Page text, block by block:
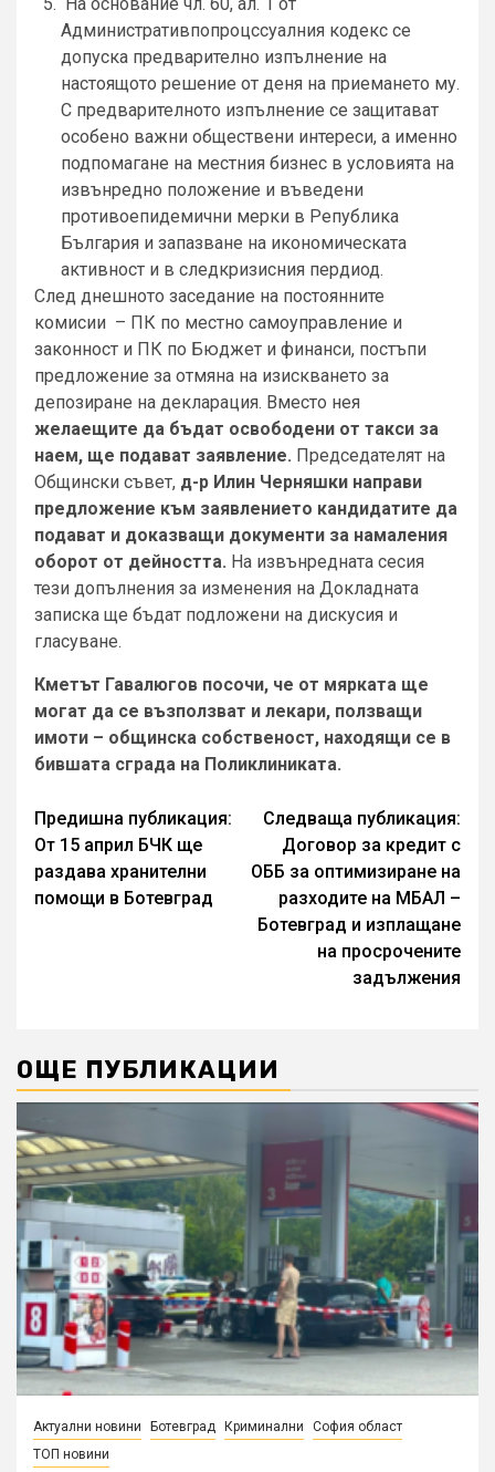
На основание чл. 60, ал. 1 от
Административпопроцссуалния кодекс се
допуска предварително изпълнение на
настоящото решение от деня на приемането му.
С предварителното изпълнение се защитават
особено важни обществени интереси, а именно
подпомагане на местния бизнес в условията на
извънредно положение и въведени
противоепидемични мерки в Република
България и запазване на икономическата
активност и в следкризисния пердиод.
След днешното заседание на постоянните
комисии – ПК по местно самоуправление и
законност и ПК по Бюджет и финанси, постъпи
предложение за отмяна на изискването за
депозиране на декларация. Вместо нея
желаещите да бъдат освободени от такси за
наем, ще подават заявление. Председателят на
Общински съвет, д-р Илин Черняшки направи
предложение към заявлението кандидатите да
подават и доказващи документи за намаления
оборот от дейността. На извънредната сесия
тези допълнения за изменения на Докладната
записка ще бъдат подложени на дискусия и
гласуване.
Кметът Гавалюгов посочи, че от мярката ще
могат да се възползват и лекари, ползващи
имоти – общинска собственост, находящи се в
бившата сграда на Поликлиниката.
Continue
Reading
Предишна публикация:
От 15 април БЧК ще
раздава хранителни
помощи в Ботевград
Следваща публикация:
Договор за кредит с
ОББ за оптимизиране на
разходите на МБАЛ –
Ботевград и изплащане
на просрочените
задължения
ОЩЕ ПУБЛИКАЦИИ
Актуални новини Ботевград Криминални
София област
ТОП новини